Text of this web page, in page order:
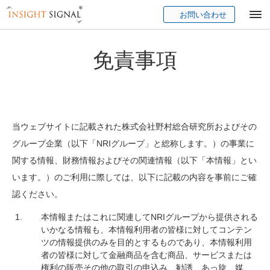
Insight Signal
お問い合わせ
免責事項
当ウェブサイトに記載された株式会社野村総合研究所およびその
グループ企業（以下「NRIグループ」と総称します。）の事業に
関する情報、財務情報およびその関連情報（以下「本情報」とい
います。）のご利用に際しては、以下に記載の内容を事前にご確
認ください。
本情報またはこれに関連してNRIグループから提供される
いかなる情報も、本情報利用者の皆様に対してコンテン
ツの情報提供のみを目的とするものであり、本情報利用
者の皆様に対して金融商品を含む商品、サービスまたは
権利の販売その他の取引の申込み、勧誘、あっ旋、媒